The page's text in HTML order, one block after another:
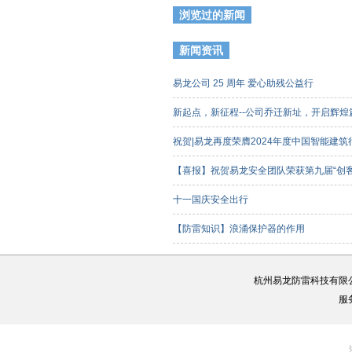
浏览过的新闻
新闻资讯
易龙公司 25 周年 爱心助残公益行
新起点，新征程--公司乔迁新址，开启辉
祝贺|易龙再度荣膺2024年度中国智能建
【喜报】祝贺易龙安全团队荣获第九届“
十一国庆安全出行
【防雷知识】浪涌保护器的作用
杭州易龙防雷科技有限
服